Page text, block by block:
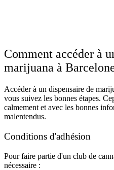
Comment accéder à
marijuana à
Accéder à un dispensaire de
vous suivez les bonnes étapes.
calmement et avec les bonnes
malentendus.
Conditions d'adhésion
Pour faire partie d'un club de
nécessaire :